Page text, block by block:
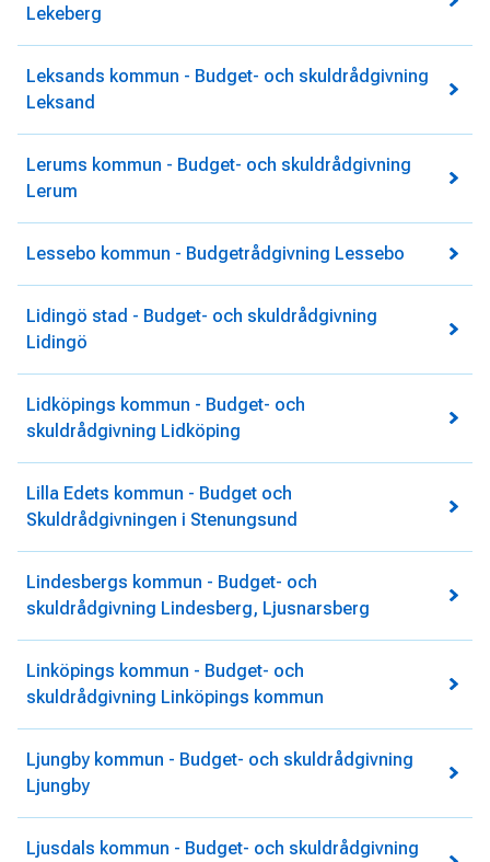
Lekeberg
Leksands kommun - Budget- och skuldrådgivning
Leksand
Lerums kommun - Budget- och skuldrådgivning
Lerum
Lessebo kommun - Budgetrådgivning Lessebo
Lidingö stad - Budget- och skuldrådgivning
Lidingö
Lidköpings kommun - Budget- och
skuldrådgivning Lidköping
Lilla Edets kommun - Budget och
Skuldrådgivningen i Stenungsund
Lindesbergs kommun - Budget- och
skuldrådgivning Lindesberg, Ljusnarsberg
Linköpings kommun - Budget- och
skuldrådgivning Linköpings kommun
Ljungby kommun - Budget- och skuldrådgivning
Ljungby
Ljusdals kommun - Budget- och skuldrådgivning